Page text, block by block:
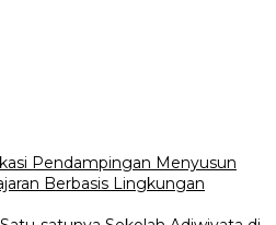
Pendampingan Menyusun
Berbasis Lingkungan